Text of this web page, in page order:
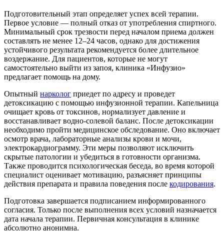
Подготовительный этап определяет успех всей терапии.
Первое условие — полный отказ от употребления спиртного.
Минимальный срок трезвости перед началом приема должен
составлять не менее 12–24 часов, однако для достижения
устойчивого результата рекомендуется более длительное
воздержание. Для пациентов, которые не могут
самостоятельно выйти из запоя, клиника «Инфузио»
предлагает помощь на дому.
Опытный нарколог приедет по адресу и проведет
детоксикацию с помощью инфузионной терапии. Капельница
очищает кровь от токсинов, нормализует давление и
восстанавливает водно-солевой баланс. После детоксикации
необходимо пройти медицинское обследование. Оно включает
осмотр врача, лабораторные анализы крови и мочи,
электрокардиограмму. Эти меры позволяют исключить
скрытые патологии и убедиться в готовности организма.
Также проводится психологическая беседа, во время которой
специалист оценивает мотивацию, разъясняет принципы
действия препарата и правила поведения после кодирования.
Подготовка завершается подписанием информированного
согласия. Только после выполнения всех условий назначается
дата начала терапии. Первичная консультация в клинике
абсолютно анонимна.